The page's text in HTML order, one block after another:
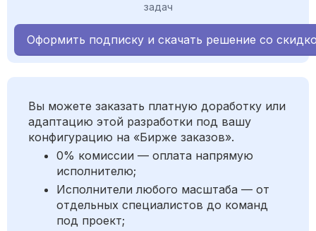
задач
Оформить подписку и скачать решение со
Вы можете заказать платную доработку или
адаптацию этой разработки под вашу
конфигурацию на «Бирже заказов».
0% комиссии — оплата напрямую
исполнителю;
Исполнители любого масштаба — от
отдельных специалистов до команд
под проект;